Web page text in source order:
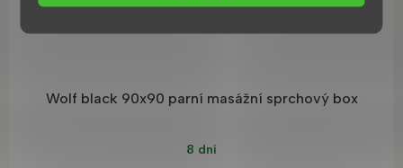
Wolf black 90x90 parní masážní sprchový box
8 dní